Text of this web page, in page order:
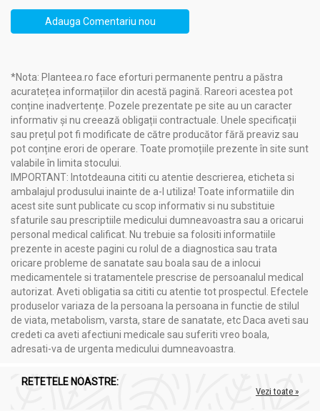
Adauga Comentariu nou
*Nota: Planteea.ro face eforturi permanente pentru a păstra
acuratețea informațiilor din acestă pagină. Rareori acestea pot
conține inadvertențe. Pozele prezentate pe site au un caracter
informativ și nu creează obligații contractuale. Unele specificații
sau prețul pot fi modificate de către producător fără preaviz sau
pot conține erori de operare. Toate promoțiile prezente în site sunt
valabile în limita stocului.
IMPORTANT: Intotdeauna cititi cu atentie descrierea, eticheta si
ambalajul produsului inainte de a-l utiliza! Toate informatiile din
acest site sunt publicate cu scop informativ si nu substituie
sfaturile sau prescriptiile medicului dumneavoastra sau a oricarui
personal medical calificat. Nu trebuie sa folositi informatiile
prezente in aceste pagini cu rolul de a diagnostica sau trata
oricare probleme de sanatate sau boala sau de a inlocui
medicamentele si tratamentele prescrise de persoanalul medical
autorizat. Aveti obligatia sa cititi cu atentie tot prospectul. Efectele
produselor variaza de la persoana la persoana in functie de stilul
de viata, metabolism, varsta, stare de sanatate, etc Daca aveti sau
credeti ca aveti afectiuni medicale sau suferiti vreo boala,
adresati-va de urgenta medicului dumneavoastra.
RETETELE NOASTRE:
Vezi toate »